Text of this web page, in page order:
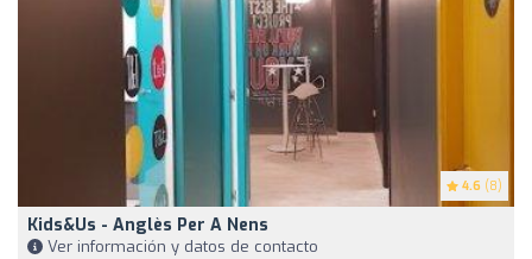
4.6 (8)
Kids&Us - Anglès Per A Nens
Ver información y datos de contacto